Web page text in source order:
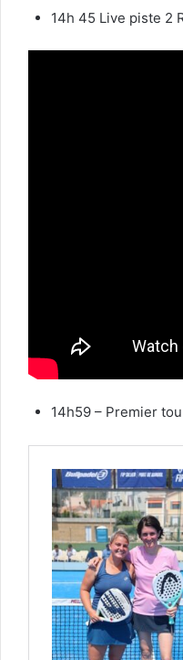
14h 45 Live piste 2
14h59 – Premier